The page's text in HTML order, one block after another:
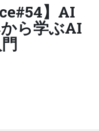
】AI
ら学ぶAI